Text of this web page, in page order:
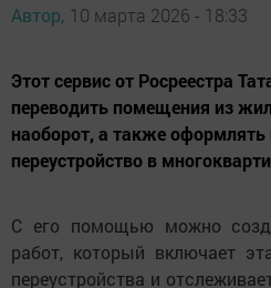
Автор, 10 марта 2026 - 18:33
Этот сервис от Росреестра
переводить помещения из
наоборот, а также оформлять
переустройство в
С его помощью можно
работ, который включает
переустройства и